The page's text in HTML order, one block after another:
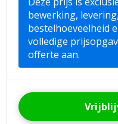
Aktetassen
Trolleys
bewerking,
bestelhoeveelheid
volledige
offerte aan.